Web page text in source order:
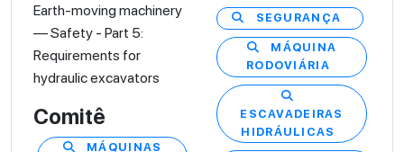
Earth-moving machinery
— Safety - Part 5:
Requirements for
hydraulic excavators
Comitê
MÁQUINAS
SEGURANÇA
MÁQUINA
RODOVIÁRIA
ESCAVADEIRAS
HIDRÁULICAS